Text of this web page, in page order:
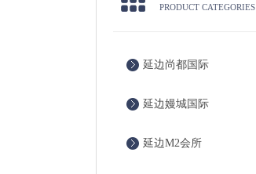
PRODUCT CATEGORIES
延边尚都国际
延边嫚城国际
延边M2会所